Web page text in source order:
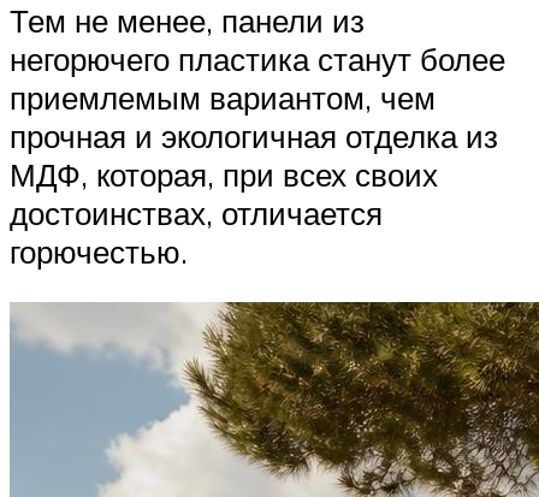
Тем не менее, панели из
негорючего пластика станут более
приемлемым вариантом, чем
прочная и экологичная отделка из
МДФ, которая, при всех своих
достоинствах, отличается
горючестью.